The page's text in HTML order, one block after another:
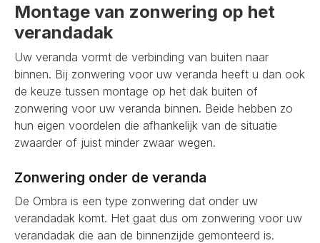
Montage van zonwering op het
verandadak
Uw veranda vormt de verbinding van buiten naar
binnen. Bij zonwering voor uw veranda heeft u dan ook
de keuze tussen montage op het dak buiten of
zonwering voor uw veranda binnen. Beide hebben zo
hun eigen voordelen die afhankelijk van de situatie
zwaarder of juist minder zwaar wegen.
Zonwering onder de veranda
De Ombra is een type zonwering dat onder uw
verandadak komt. Het gaat dus om zonwering voor uw
verandadak die aan de binnenzijde gemonteerd is.